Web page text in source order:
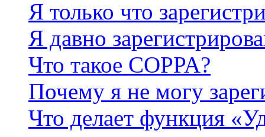
Я только что
Я давно
Что такое COPPA?
Почему я не могу
Что делает функция